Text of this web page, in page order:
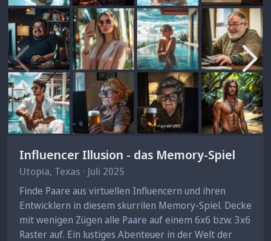
Influencer Illusion - das Memory-Spiel
Utopia, Texas · Juli 2025
Finde Paare aus virtuellen Influencern und ihren
Entwicklern in diesem skurrilen Memory-Spiel. Decke
mit wenigen Zügen alle Paare auf einem 6x6 bzw. 3x6
Raster auf. Ein lustiges Abenteuer in der Welt der